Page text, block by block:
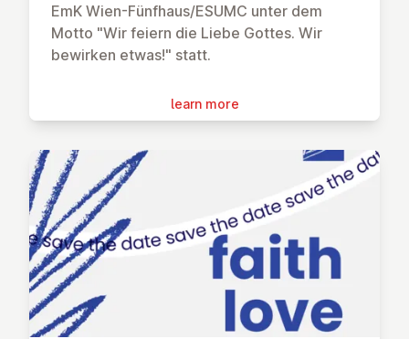
EmK Wien-Fünfhaus/ESUMC unter dem
Motto "Wir feiern die Liebe Gottes. Wir
bewirken etwas!" statt.
learn more